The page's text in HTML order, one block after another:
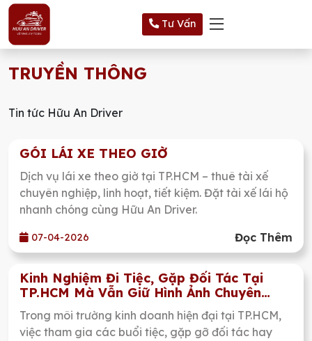
Tư Vấn
TRUYỀN THÔNG
Tin tức Hữu An Driver
GÓI LÁI XE THEO GIỜ
Dịch vụ lái xe theo giờ tại TP.HCM – thuê tài xế
chuyên nghiệp, linh hoạt, tiết kiệm. Đặt tài xế lái hộ
nhanh chóng cùng Hữu An Driver.
07-04-2026 Đọc Thêm
Kinh Nghiệm Đi Tiệc, Gặp Đối Tác Tại
TP.HCM Mà Vẫn Giữ Hình Ảnh Chuyên
Nghiệp
Trong môi trường kinh doanh hiện đại tại TP.HCM,
việc tham gia các buổi tiệc, gặp gỡ đối tác hay